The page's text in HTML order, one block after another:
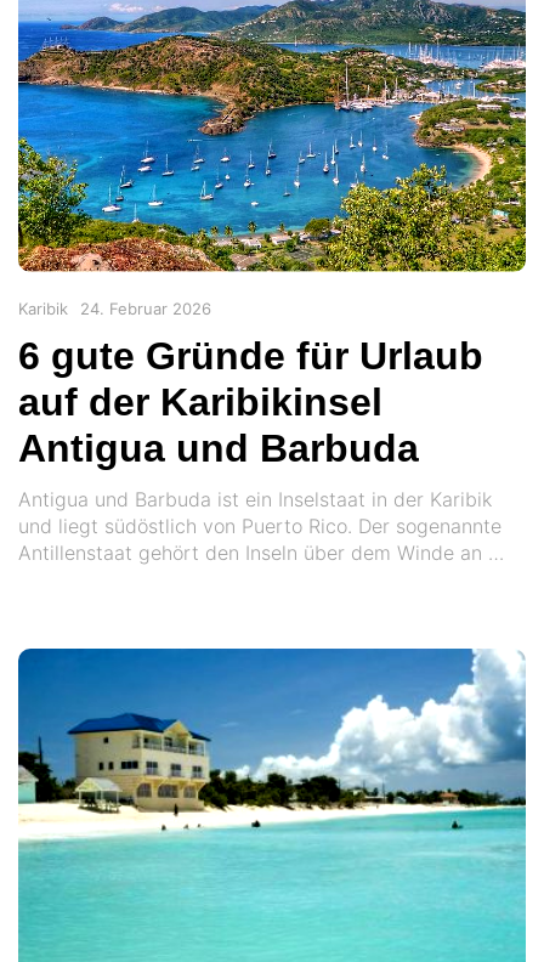
Categories
Karibik
Posted
24. Februar 2026
6 gute Gründe für Urlaub
auf der Karibikinsel
Antigua und Barbuda
Antigua und Barbuda ist ein Inselstaat in der Karibik
und liegt südöstlich von Puerto Rico. Der sogenannte
Antillenstaat gehört den Inseln über dem Winde an …